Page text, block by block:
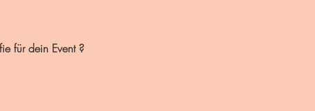
für dein Event ?